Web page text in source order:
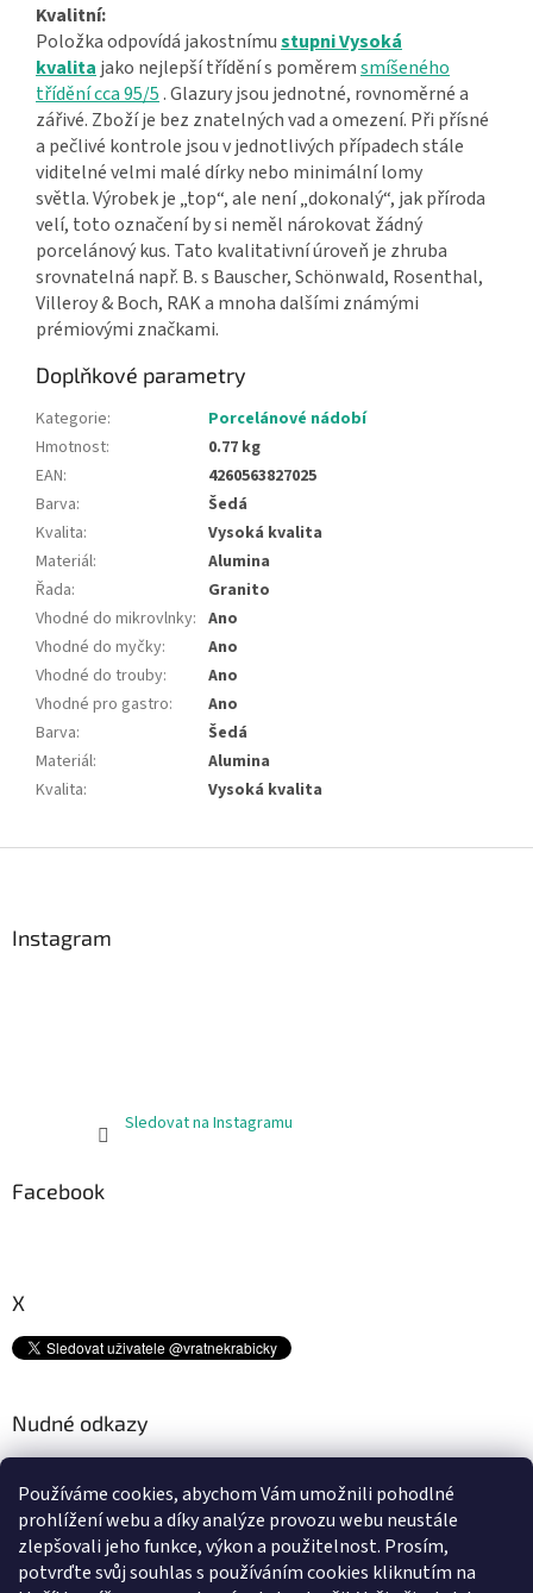
Používáme cookies, abychom Vám umožnili pohodlné
prohlížení webu a díky analýze provozu webu neustále
zlepšovali jeho funkce, výkon a použitelnost. Prosím,
potvrďte svůj souhlas s používáním cookies kliknutím na
Kvalitní:
Položka odpovídá jakostnímustupni Vysoká
kvalita jako nejlepší třídění s poměremsmíšeného
třídění cca 95/5 . Glazury jsou jednotné, rovnoměrné a
zářivé. Zboží je bez znatelných vad a omezení. Při přísné
a pečlivé kontrole jsou v jednotlivých případech stále
viditelné velmi malé dírky nebo minimální lomy
světla. Výrobek je „top“, ale není „dokonalý“, jak příroda
velí, toto označení by si neměl nárokovat žádný
porcelánový kus. Tato kvalitativní úroveň je zhruba
srovnatelná např. B. s Bauscher, Schönwald, Rosenthal,
Villeroy & Boch, RAK a mnoha dalšími známými
prémiovými značkami.
Doplňkové parametry
Kategorie:
Porcelánové nádobí
Hmotnost:
0.77 kg
EAN:
4260563827025
Barva:
Šedá
Kvalita:
Vysoká kvalita
Materiál:
Alumina
Řada:
Granito
Vhodné do mikrovlnky: Ano
Vhodné do myčky:
Ano
Vhodné do trouby:
Ano
Vhodné pro gastro:
Ano
Barva:
Šedá
Materiál:
Alumina
Kvalita: Vysoká kvalita
Instagram
Sledovat na Instagramu
Facebook
X
Nudné odkazy
Platební metody
Doprava
Podmínky ochrany osobních údajů
Obchodní podmínky